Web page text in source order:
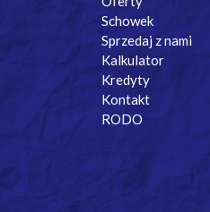
Schowek
Sprzedaj z nami
Kalkulator
Kredyty
Kontakt
RODO